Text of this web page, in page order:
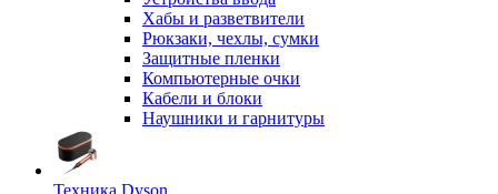
Хабы и разветвители
Рюкзаки, чехлы, сумки
Защитные пленки
Компьютерные очки
Кабели и блоки
Наушники и гарнитуры
Техника Dyson